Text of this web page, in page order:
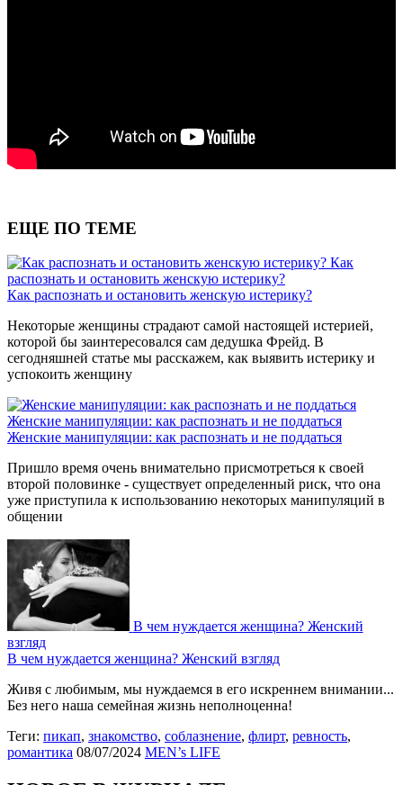
ЕЩЕ ПО ТЕМЕ
Как
распознать и остановить женскую истерику?
Как распознать и остановить женскую истерику?
Некоторые женщины страдают самой настоящей истерией,
которой бы заинтересовался сам дедушка Фрейд. В
сегодняшней статье мы расскажем, как выявить истерику и
успокоить женщину
Женские манипуляции: как распознать и не поддаться
Женские манипуляции: как распознать и не поддаться
Пришло время очень внимательно присмотреться к своей
второй половинке - существует определенный риск, что она
уже приступила к использованию некоторых манипуляций в
общении
В чем нуждается женщина? Женский
взгляд
В чем нуждается женщина? Женский взгляд
Живя с любимым, мы нуждаемся в его искреннем внимании...
Без него наша семейная жизнь неполноценна!
Теги: пикап, знакомство, соблазнение, флирт, ревность,
романтика 08/07/2024 MEN’s LIFE